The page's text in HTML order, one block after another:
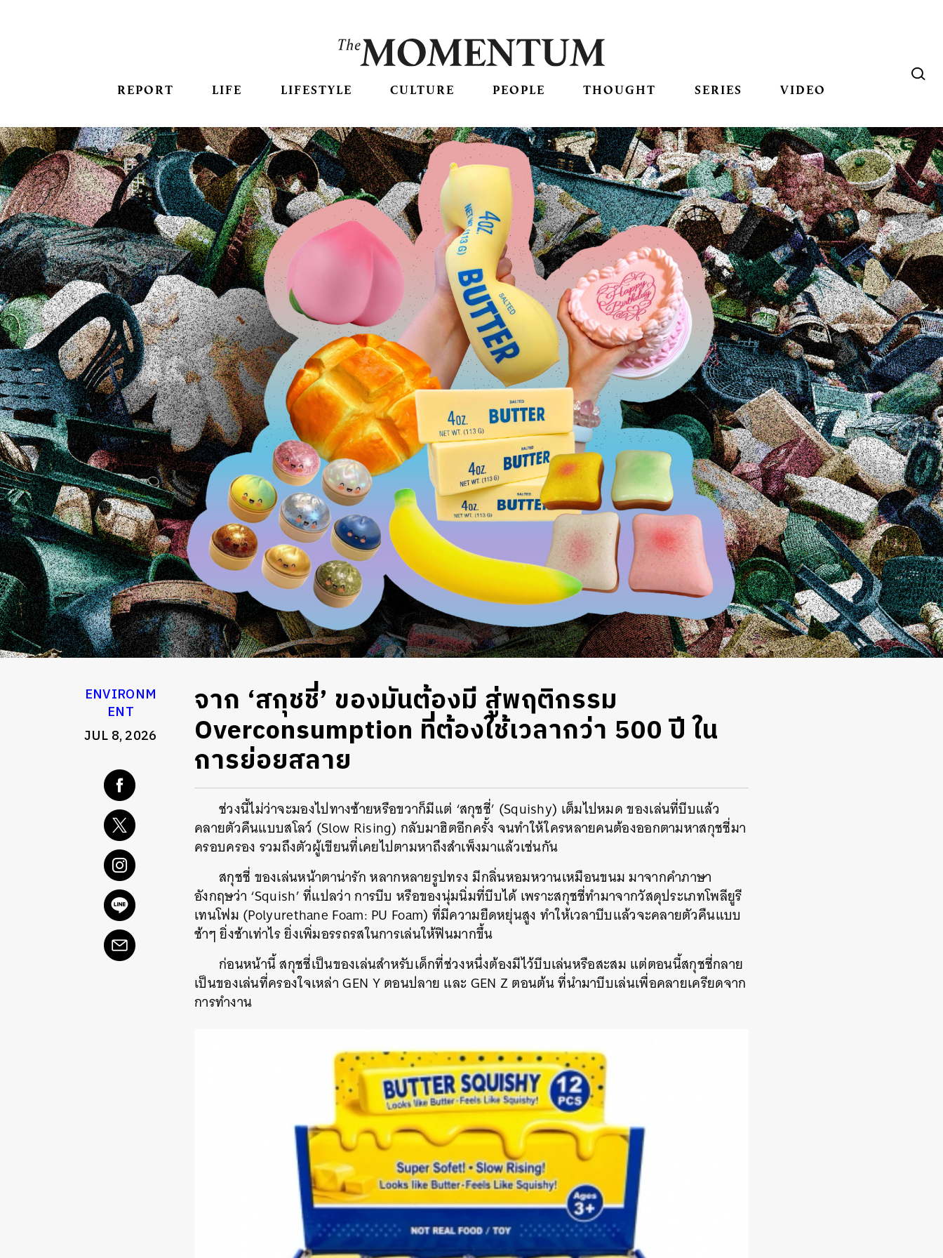
REPORT LIFE LIFESTYLE CULTURE PEOPLE THOUGHT SERIES VIDEO
ENVIRONM
ENT
JUL 8, 2026
จาก ‘สกุชชี่’ ของมันต้องมี สู่พฤติกรรม
Overconsumption ที่ต้องใช้เวลากว่า 500 ปี ใน
การย่อยสลาย
ช่วงนี้ไม่ว่าจะมองไปทางซ้ายหรือขวาก็มีแต่ ‘สกุชชี่’ (Squishy) เต็มไปหมด ของเล่นที่บีบแล้ว
คลายตัวคืนแบบสโลว์ (Slow Rising) กลับมาฮิตอีกครั้ง จนทำให้ใครหลายคนต้องออกตามหาสกุชชี่มา
ครอบครอง รวมถึงตัวผู้เขียนที่เคยไปตามหาถึงสำเพ็งมาแล้วเช่นกัน
สกุชชี่ ของเล่นหน้าตาน่ารัก หลากหลายรูปทรง มีกลิ่นหอมหวานเหมือนขนม มาจากคำภาษา
อังกฤษว่า ‘Squish’ ที่แปลว่า การบีบ หรือของนุ่มนิ่มที่บีบได้ เพราะสกุชชี่ทำมาจากวัสดุประเภทโพลียูรี
เทนโฟม (Polyurethane Foam: PU Foam) ที่มีความยืดหยุ่นสูง ทำให้เวลาบีบแล้วจะคลายตัวคืนแบบ
ช้าๆ ยิ่งช้าเท่าไร ยิ่งเพิ่มอรรถรสในการเล่นให้ฟินมากขึ้น
ก่อนหน้านี้ สกุชชี่เป็นของเล่นสำหรับเด็กที่ช่วงหนึ่งต้องมีไว้บีบเล่นหรือสะสม แต่ตอนนี้สกุชชี่กลาย
เป็นของเล่นที่ครองใจเหล่า GEN Y ตอนปลาย และ GEN Z ตอนต้น ที่นำมาบีบเล่นเพื่อคลายเครียดจาก
การทำงาน